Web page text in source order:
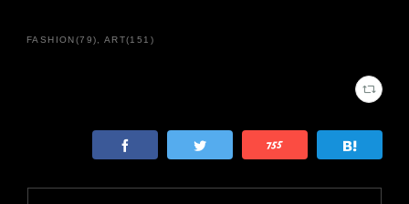
FASHION(79) ART(151 )